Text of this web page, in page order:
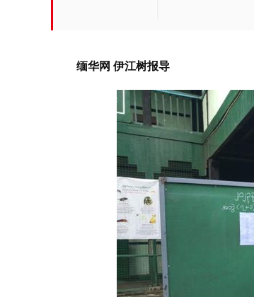
缅华网 伊江树报导